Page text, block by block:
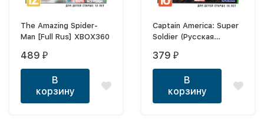
The Amazing Spider-
Man [Full Rus] XBOX360
489 ₽
В
корзину
Captain America: Super
Soldier (Русская
379 ₽
В
корзину